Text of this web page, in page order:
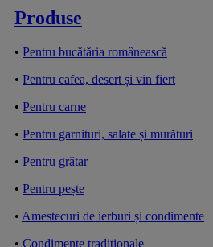
Produse
• Pentru bucătăria românească
• Pentru cafea, desert și vin fiert
• Pentru carne
• Pentru garnituri, salate și murături
• Pentru grătar
• Pentru pește
• Amestecuri de ierburi și condimente
• Condimente tradiționale